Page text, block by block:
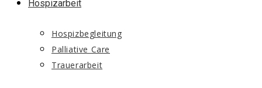
Hospizarbeit
Hospizbegleitung
Palliative Care
Trauerarbeit